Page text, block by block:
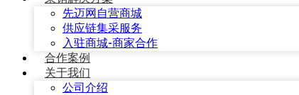
先迈网自营商城
供应链集采服务
入驻商城-商家合作
合作案例
关于我们
公司介绍